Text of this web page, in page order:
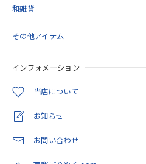
和雑貨
その他アイテム
インフォメーション
当店について
お知らせ
お問い合わせ
とても綺麗でした。 いろんな思
変わってたように… 隙間を穴埋
に。 繋がってるように思います。
います。 また機会があ